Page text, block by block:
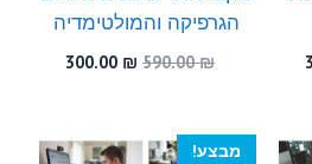
300.00 ₪.
הגרפיקה והמולטימדיה
590.00₪
המחיר
590.00 ₪.
300.00 ₪
המחיר
300.00 ₪.
מבצע!